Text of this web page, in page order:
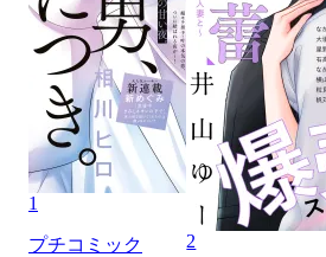
1
プチコミック
2